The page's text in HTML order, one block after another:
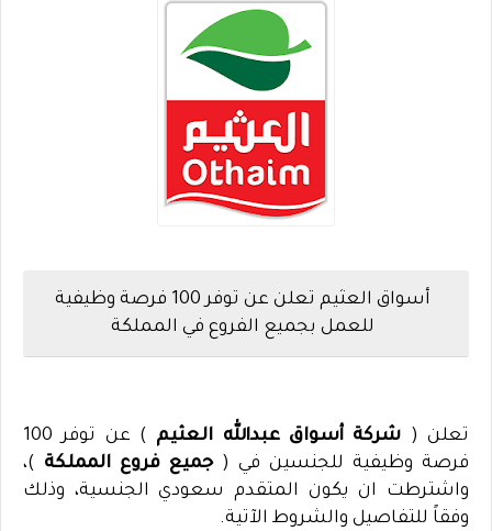
أسواق العثيم تعلن عن توفر 100 فرصة وظيفية
للعمل بجميع الفروع في المملكة
تعلن ( شركة أسواق عبدالله العثيم
) عن توفر 100
فرصة وظيفية للجنسين في ( جميع فروع المملكة )،
واشترطت ان يكون المتقدم سعودي الجنسية، وذلك
وفقاً للتفاصيل والشروط الآتية.